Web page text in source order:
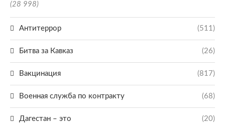
(28 998)
Антитеррор (511)
Битва за Кавказ (26)
Вакцинация (817)
Военная служба по контракту (68)
Дагестан – это (20)